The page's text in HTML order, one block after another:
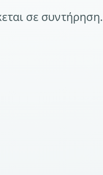
σε συντήρηση.